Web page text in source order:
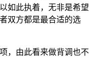
如此执着，无非是希望
双方都是最合适的选
，由此看来做背调也不